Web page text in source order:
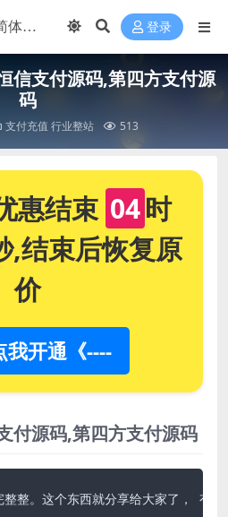
登录
信支付源码,第四方支付源
码
支付充值 行业整站 513
惠结束 04时
,结束后恢复原
价
我开通《----
付源码,第四方支付源码
整整。这个东西就分享给大家了， 有